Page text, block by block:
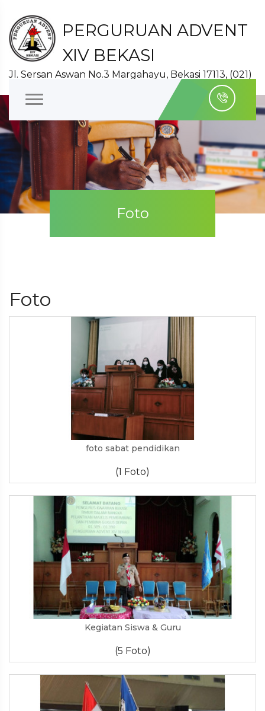
PERGURUAN ADVENT
XIV BEKASI
Jl. Sersan Aswan No.3 Margahayu, Bekasi 17113, (021)
Foto
Foto
foto sabat pendidikan
(1 Foto)
Kegiatan Siswa & Guru
(5 Foto)